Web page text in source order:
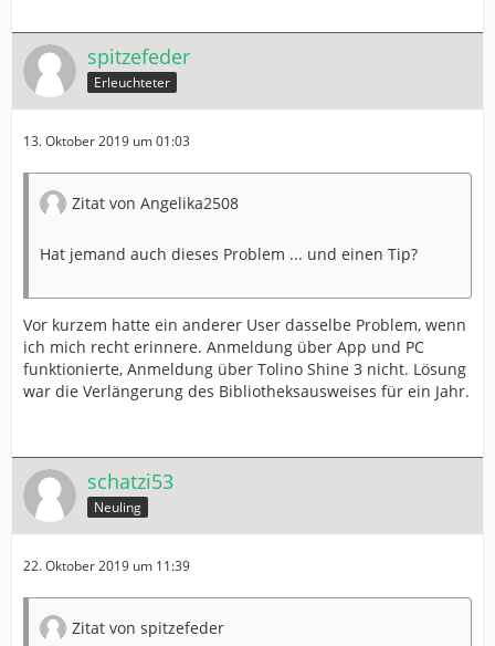
spitzefeder
Erleuchteter
13. Oktober 2019 um 01:03
Zitat von Angelika2508
Hat jemand auch dieses Problem ... und einen Tip?
Vor kurzem hatte ein anderer User dasselbe Problem, wenn
ich mich recht erinnere. Anmeldung über App und PC
funktionierte, Anmeldung über Tolino Shine 3 nicht. Lösung
war die Verlängerung des Bibliotheksausweises für ein Jahr.
schatzi53
Neuling
22. Oktober 2019 um 11:39
Zitat von spitzefeder